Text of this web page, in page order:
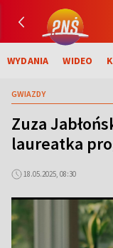
WYDANIA WIDEO
GWIAZDY
Zuza
laureatka
18.05.2025, 08:30